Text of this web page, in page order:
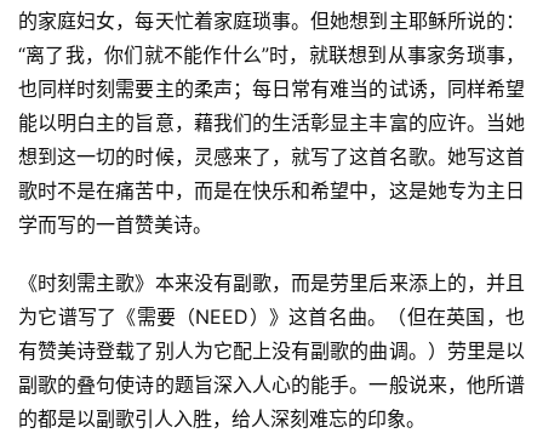
的家庭妇女，每天忙着家庭琐事。但她想到主耶稣所说的：
“离了我，你们就不能作什么”时，就联想到从事家务琐事，
也同样时刻需要主的柔声；每日常有难当的试诱，同样希望
能以明白主的旨意，藉我们的生活彰显主丰富的应许。当她
想到这一切的时候，灵感来了，就写了这首名歌。她写这首
歌时不是在痛苦中，而是在快乐和希望中，这是她专为主日
学而写的一首赞美诗。
《时刻需主歌》本来没有副歌，而是劳里后来添上的，并且
为它谱写了《需要（NEED）》这首名曲。（但在英国，也
有赞美诗登载了别人为它配上没有副歌的曲调。）劳里是以
副歌的叠句使诗的题旨深入人心的能手。一般说来，他所谱
的都是以副歌引人入胜，给人深刻难忘的印象。